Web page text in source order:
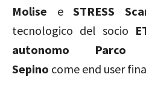
Molise e STRESS
tecnologico del socio
autonomo Parco
Sepino come end user